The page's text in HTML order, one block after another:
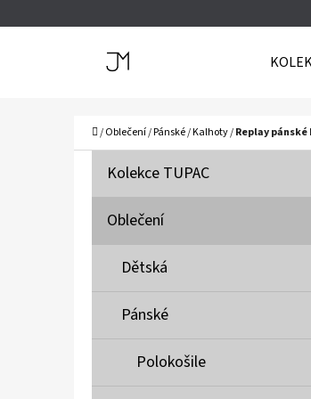
Domů
/Oblečení/Pánské/Kalhoty/Replay
Přeskočit
K Kolekce TUPAC
Oblečení
Dětská
Pánské
Polokošile